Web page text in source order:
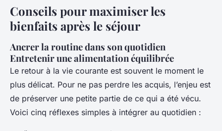
Conseils pour maximiser les
bienfaits après le séjour
Ancrer la routine dans son quotidien
Entretenir une alimentation équilibrée
Le retour à la vie courante est souvent le moment le
plus délicat. Pour ne pas perdre les acquis, l’enjeu est
de préserver une petite partie de ce qui a été vécu.
Voici cinq réflexes simples à intégrer au quotidien :